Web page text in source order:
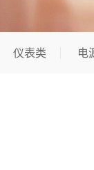
仪表类 电